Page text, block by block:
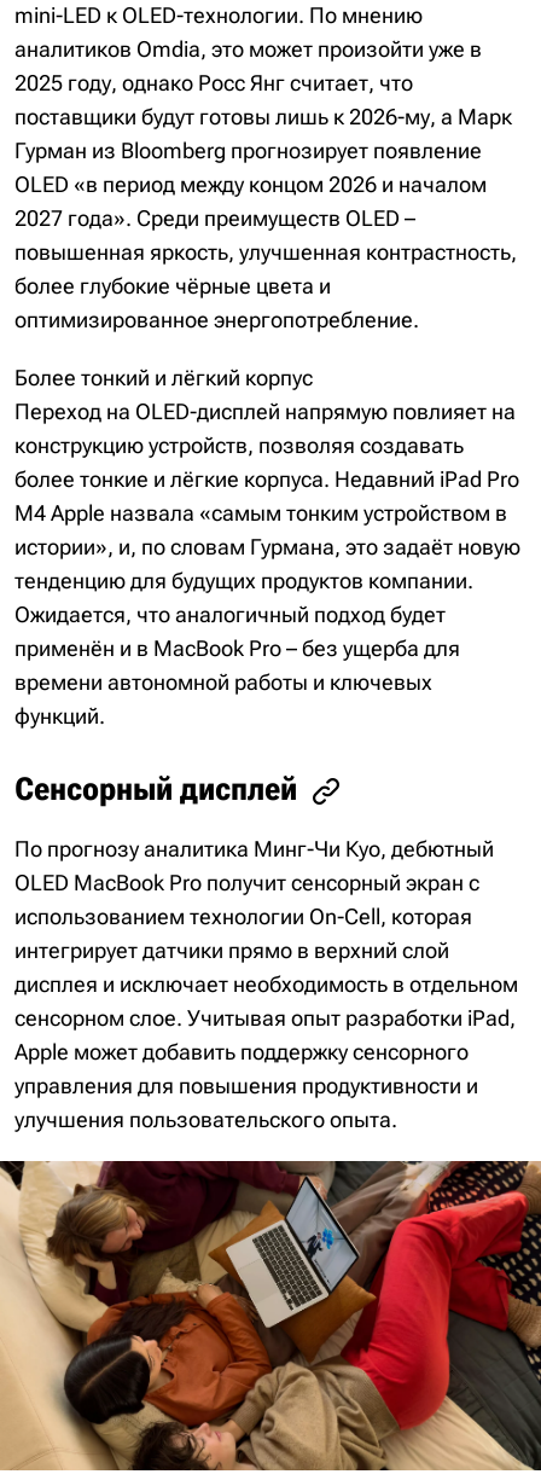
mini-LED к OLED-технологии. По мнению
аналитиков Omdia, это может произойти уже в
2025 году, однако Росс Янг считает, что
поставщики будут готовы лишь к 2026-му, а Марк
Гурман из Bloomberg прогнозирует появление
OLED «в период между концом 2026 и началом
2027 года». Среди преимуществ OLED –
повышенная яркость, улучшенная контрастность,
более глубокие чёрные цвета и
оптимизированное энергопотребление.
Более тонкий и лёгкий корпус
Переход на OLED-дисплей напрямую повлияет на
конструкцию устройств, позволяя создавать
более тонкие и лёгкие корпуса. Недавний iPad Pro
M4 Apple назвала «самым тонким устройством в
истории», и, по словам Гурмана, это задаёт новую
тенденцию для будущих продуктов компании.
Ожидается, что аналогичный подход будет
применён и в MacBook Pro – без ущерба для
времени автономной работы и ключевых
функций.
Сенсорный дисплей
По прогнозу аналитика Минг-Чи Куо, дебютный
OLED MacBook Pro получит сенсорный экран с
использованием технологии On-Cell, которая
интегрирует датчики прямо в верхний слой
дисплея и исключает необходимость в отдельном
сенсорном слое. Учитывая опыт разработки iPad,
Apple может добавить поддержку сенсорного
управления для повышения продуктивности и
улучшения пользовательского опыта.